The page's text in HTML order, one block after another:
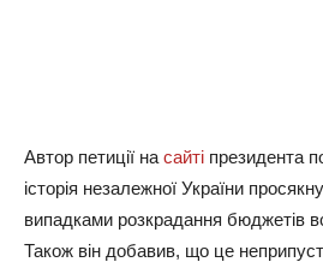
Автор петиції на сайті президента
історія незалежної України
випадками розкрадання бюджетів
Також він добавив, що це